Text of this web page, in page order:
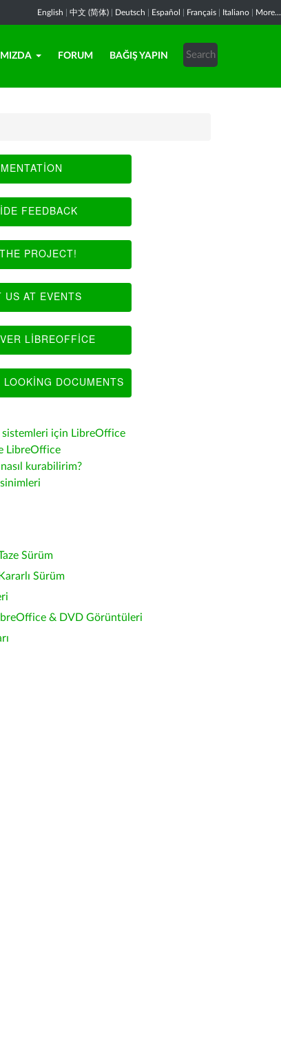
English 中文 (简体) Deutsch Español Français Italiano More...
FORUM BAĞIŞ YAPIN
FEEDBACK
PROJECT!
US AT EVENTS
LIBREOFFICE
LOOKING DOCUMENTS
sistemleri için LibreOffice
LibreOffice
kurabilirim?
Sürüm
Sürüm
& DVD Görüntüleri